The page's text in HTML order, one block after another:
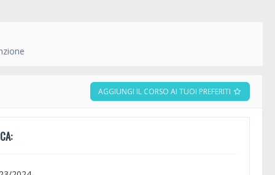
AGGIUNGI IL CORSO AI TUOI PREFERITI